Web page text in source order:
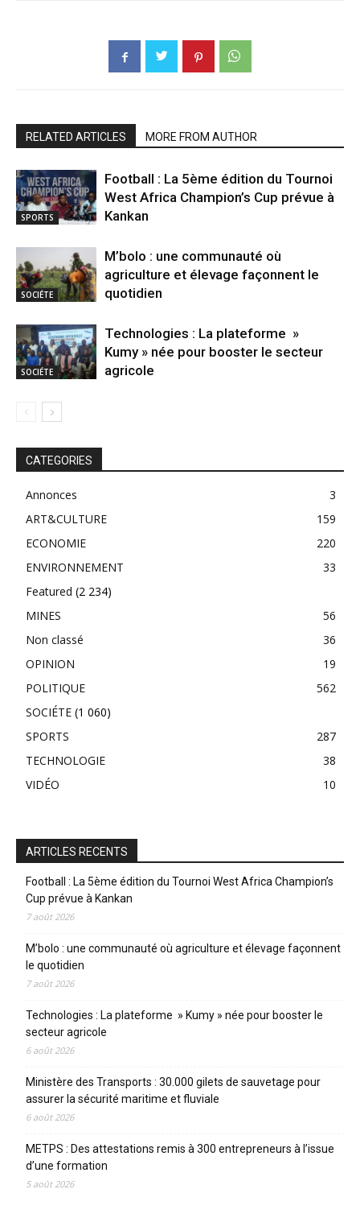
RELATED ARTICLES MORE FROM AUTHOR
SPORTS
Football : La 5ème édition du Tournoi
West Africa Champion’s Cup prévue à
Kankan
SOCIÉTE
M’bolo : une communauté où
agriculture et élevage façonnent le
quotidien
SOCIÉTE
Technologies : La plateforme »
Kumy » née pour booster le secteur
agricole
CATEGORIES
Annonces
3
ART&CULTURE
159
ECONOMIE
220
ENVIRONNEMENT
33
Featured (2 234)
MINES
56
Non classé
36
OPINION
19
POLITIQUE
562
SOCIÉTE (1 060)
SPORTS
287
TECHNOLOGIE
38
VIDÉO
10
ARTICLES RECENTS
Football : La 5ème édition du Tournoi West Africa Champion’s
Cup prévue à Kankan
7 août 2026
M’bolo : une communauté où agriculture et élevage façonnent
le quotidien
7 août 2026
Technologies : La plateforme » Kumy » née pour booster le
secteur agricole
6 août 2026
Ministère des Transports : 30.000 gilets de sauvetage pour
assurer la sécurité maritime et fluviale
6 août 2026
METPS : Des attestations remis à 300 entrepreneurs à l’issue
d’une formation
5 août 2026